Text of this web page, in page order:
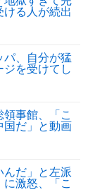
る人が続出
パ、自分が猛
を受けてし
事館、「こ
国だ」と動画
んだ」と左派
激怒、「こ